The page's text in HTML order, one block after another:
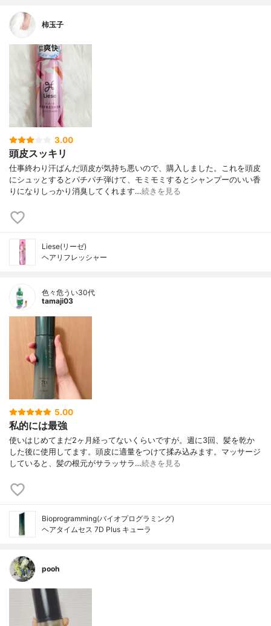
柿玉子
3.00
頭皮スッキリ
仕事終わり汗ばんだ頭皮が気持ち悪いので、購入しました。これを頭皮
にシュッとするとパチパチ弾けて、モミモミするとシャンプーのいい香
りになりしっかり消臭してくれます…続きを見る
Liese(リーゼ)
ヘアリフレッシャー
色々危うい30代
tamaji03
5.00
私的には最強
使いはじめてまだ2ヶ月経ってないくらいですが。週に3回、髪を乾か
した後に使用してます。頭皮に適量をつけて揉み込みます。マッサージ
していると、髪の根元がサラッサラ…続きを見る
Bioprogramming(バイオプログラミング)
ヘアタイムセス 7D Plus キューラ
pooh